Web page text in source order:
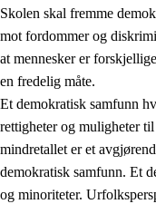
1.1
1.2 Identitet og
1.3 Kritisk
1.4 Skaperglede,
1.5 Respekt for
Skolen skal fremme
mot fordommer og
at mennesker er
en fredelig måte.
Et demokratisk samfunn
rettigheter og muligheter
mindretallet er et
demokratisk samfunn. Et
og minoriteter.